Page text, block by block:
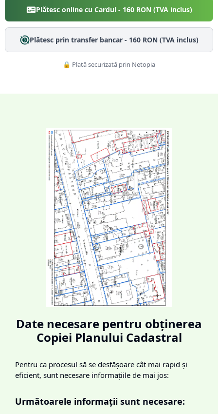
Plătesc online cu Cardul - 160RON (TVA inclus)
Plătesc prin transfer bancar - 160RON (TVA inclus)
🔒 Plată securizată prin Netopia
Date necesare pentru obținerea
Copiei Planului Cadastral
Pentru ca procesul să se desfășoare cât mai rapid și
eficient, sunt necesare informațiile de mai jos:
Următoarele informații sunt necesare: